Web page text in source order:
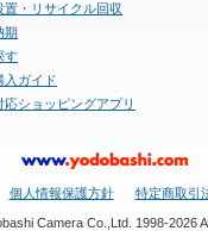
置・リサイクル回収
期
す
入ガイド
応ショッピングアプリ
個人情報保護方針 特定商取引
Camera Co.,Ltd. 1998-2026